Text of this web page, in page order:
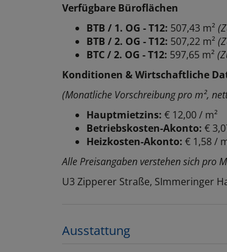
Verfügbare Büroflächen
BTB / 1. OG - T12: 507,43 m²
BTB / 2. OG - T12: 507,22 m²
BTC / 2. OG - T12: 597,65 m²
Konditionen & Wirtschaftliche
(Monatliche Vorschreibung pro m²,
Hauptmietzins: € 12,00 / m²
Betriebskosten-Akonto: €
Heizkosten-Akonto: € 1,58 /
Alle Preisangaben verstehen sich pro
U3 Zipperer Straße, SImmeringer
Ausstattung